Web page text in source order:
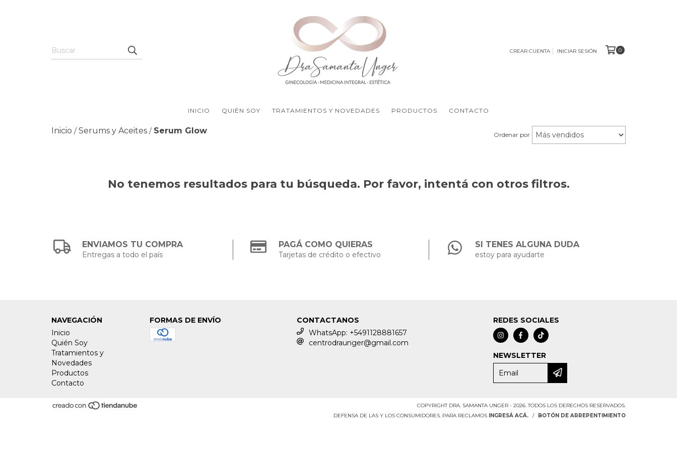
CREAR CUENTA INICIAR SESIÓN 0
INICIO QUIÉN SOY TRATAMIENTOS Y NOVEDADES PRODUCTOS CONTACTO
Inicio / Serums y Aceites / Serum Glow Ordenar por
No tenemos resultados para tu búsqueda. Por favor, intentá con otros filtros.
ENVIAMOS TU COMPRA
Entregas a todo el país
PAGÁ COMO QUIERAS
Tarjetas de crédito o efectivo
SI TENES ALGUNA DUDA
estoy para ayudarte
NAVEGACIÓN
Inicio
Quién Soy
Tratamientos y
Novedades
Productos
Contacto
FORMAS DE ENVÍO
CONTACTANOS
WhatsApp: +5491128881657
centrodraunger@gmail.com
REDES SOCIALES
NEWSLETTER
COPYRIGHT DRA. SAMANTA UNGER - 2026. TODOS LOS DERECHOS RESERVADOS.
DEFENSA DE LAS Y LOS CONSUMIDORES. PARA RECLAMOS INGRESÁ ACÁ. / BOTÓN DE ARREPENTIMIENTO